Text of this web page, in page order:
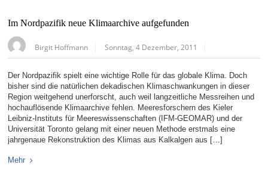
Im Nordpazifik neue Klimaarchive aufgefunden
Birgit Hoffmann Sonntag, 4 Dezember, 2011
Der Nordpazifik spielt eine wichtige Rolle für das globale Klima. Doch
bisher sind die natürlichen dekadischen Klimaschwankungen in dieser
Region weitgehend unerforscht, auch weil langzeitliche Messreihen und
hochauflösende Klimaarchive fehlen. Meeresforschern des Kieler
Leibniz-Instituts für Meereswissenschaften (IFM-GEOMAR) und der
Universität Toronto gelang mit einer neuen Methode erstmals eine
jahrgenaue Rekonstruktion des Klimas aus Kalkalgen aus […]
Mehr